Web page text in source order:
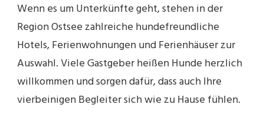
Wenn es um Unterkünfte geht, stehen in der
Region Ostsee zahlreiche hundefreundliche
Hotels, Ferienwohnungen und Ferienhäuser zur
Auswahl. Viele Gastgeber heißen Hunde herzlich
willkommen und sorgen dafür, dass auch Ihre
vierbeinigen Begleiter sich wie zu Hause fühlen.